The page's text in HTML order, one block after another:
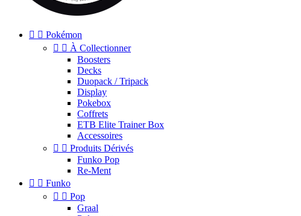
  Pokémon
  À Collectionner
Boosters
Decks
Duopack / Tripack
Display
Pokebox
Coffrets
ETB Elite Trainer Box
Accessoires
  Produits Dérivés
Funko Pop
Re-Ment
  Funko
  Pop
Graal